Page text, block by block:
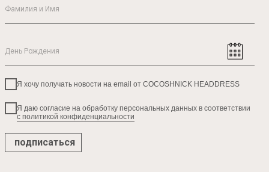
Я хочу получать новости на email от COCOSHNICK HEADDRESS
Я даю согласие на обработку персональных данных в соответствии
с политикой конфиденциальности
подписаться